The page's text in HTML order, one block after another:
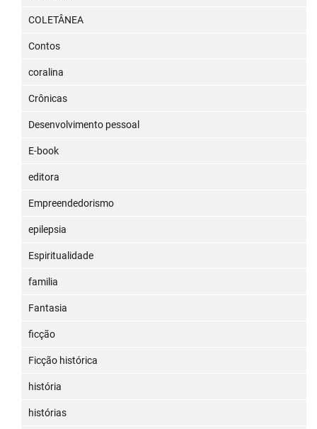
COLETÂNEA
Contos
coralina
Crônicas
Desenvolvimento pessoal
E-book
editora
Empreendedorismo
epilepsia
Espiritualidade
familia
Fantasia
ficção
Ficção histórica
história
histórias